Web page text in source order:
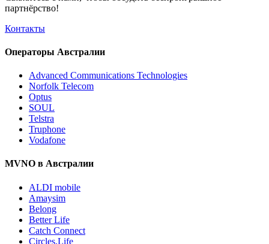
партнёрство!
Контакты
Операторы Австралии
Advanced Communications Technologies
Norfolk Telecom
Optus
SOUL
Telstra
Truphone
Vodafone
MVNO в Австралии
ALDI mobile
Amaysim
Belong
Better Life
Catch Connect
Circles.Life